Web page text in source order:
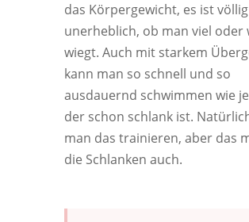
das Körpergewicht, es ist völlig
unerheblich, ob man viel oder
wiegt. Auch mit starkem
kann man so schnell und so
ausdauernd schwimmen wie
der schon schlank ist.
man das trainieren, aber das
die Schlanken auch.